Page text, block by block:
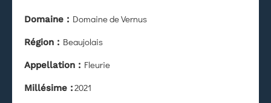
Domaine : Domaine de Vernus
Région : Beaujolais
Appellation : Fleurie
Millésime :2021